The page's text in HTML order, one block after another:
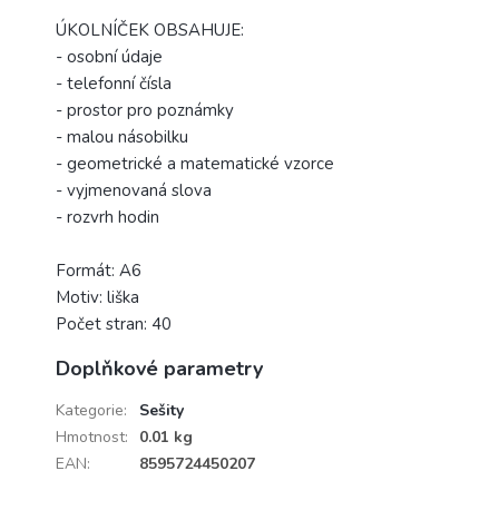
ÚKOLNÍČEK OBSAHUJE:
- osobní údaje
- telefonní čísla
- prostor pro poznámky
- malou násobilku
- geometrické a matematické vzorce
- vyjmenovaná slova
- rozvrh hodin
Formát: A6
Motiv: liška
Počet stran: 40
Doplňkové parametry
Kategorie:
Sešity
Hmotnost:
0.01 kg
EAN: 8595724450207